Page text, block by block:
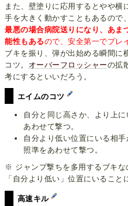
また、壁塗りに応用するとやや横
手を大きく動かすこともあるので
最悪の場合病院送りになり、あま
能性もあるので、安全第一でプレ
ブキを振り、弾が出始める瞬間に
コツ。 オーバーフロッシャーの拡
考にするといいだろう。
エイムのコツ
自分と同じ高さか、より上に
あわせて撃つ。
自分より低い位置にいる相
照準をあわせて撃つ。
※ ジャンプ撃ちを多用するブキ
「自分より低い」位置にいること
高速キル